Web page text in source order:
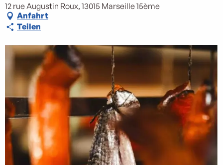
12 rue Augustin Roux, 13015 Marseille 15ème
Anfahrt
Teilen